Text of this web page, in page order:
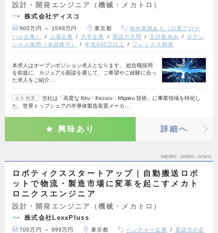
設計・開発エンジニア（機械・メカトロ）
株式会社ディスコ
900万円 ～ 1599万円 東京都
海外展開あり（日系グロー
バル企業）
上場企業 大手企業 英語力不問 土日祝休み
ポテン
シャル採用（未経験可）
年収600万以上 フレックス勤務
本求人はオープンポジション求人となります。 総合職採用
を前提に、カジュアル面談を通じて、ご希望やご経験に合っ
た求人をご紹介…
会社概要
当社は「高度な Kiru・Kezuru・Migaku 技術」に事業領域を特化し
た、世界トップシェアの半導体製造装置メーカ…
興味あり 詳細へ
掲載期間 26/08/03～26/08/16
ロボティクススタートアップ｜自動搬送ロボ
ットで物流・製造市場に変革を起こすメカト
ロニクスエンジニア
設計・開発エンジニア（機械・メカトロ）
株式会社LexxPluss
700万円 ～ 999万円 東京都 ベンチャー企業
英語力が必